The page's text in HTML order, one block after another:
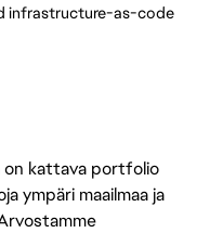
infrastructure-as-code
on kattava portfolio
ympäri maailmaa ja